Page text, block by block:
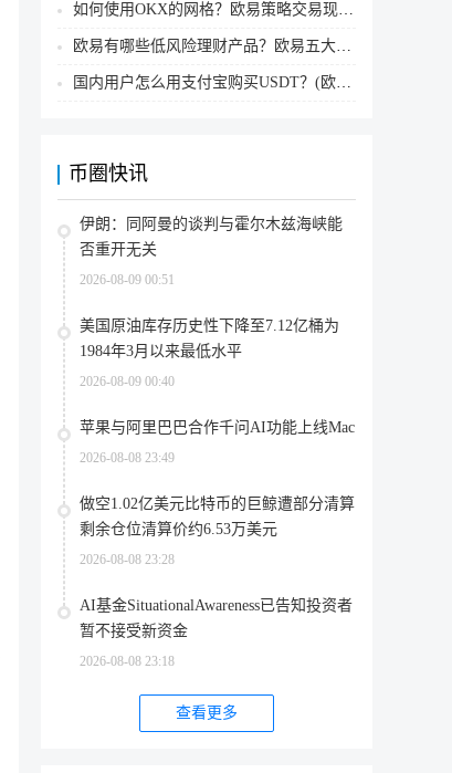
如何使用OKX的网格？欧易策略交易现货网格新手操作流程
欧易有哪些低风险理财产品？欧易五大低风险理财产品详细介绍
国内用户怎么用支付宝购买USDT？(欧易交易所为例)
币圈快讯
伊朗：同阿曼的谈判与霍尔木兹海峡能
否重开无关
2026-08-09 00:51
美国原油库存历史性下降至7.12亿桶为
1984年3月以来最低水平
2026-08-09 00:40
苹果与阿里巴巴合作千问AI功能上线Mac
2026-08-08 23:49
做空1.02亿美元比特币的巨鲸遭部分清算
剩余仓位清算价约6.53万美元
2026-08-08 23:28
AI基金SituationalAwareness已告知投资者
暂不接受新资金
2026-08-08 23:18
查看更多